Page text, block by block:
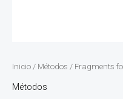
Inicio / Métodos / Fragments
Métodos